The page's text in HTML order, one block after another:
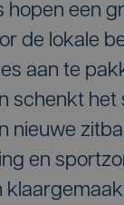
hopen een
de lokale
aan te
schenkt
nieuwe
en